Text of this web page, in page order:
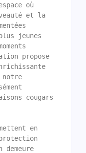
où
et la
jeunes
propose
notre
cougars
en